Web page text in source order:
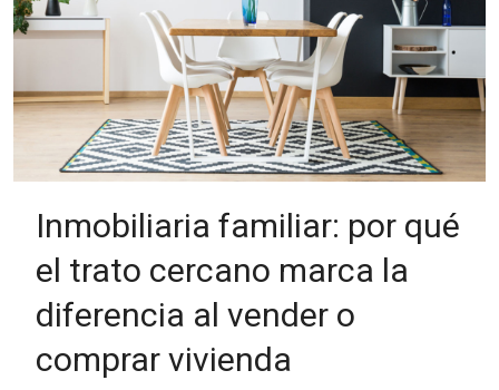
Inmobiliaria familiar: por qué
el trato cercano marca la
diferencia al vender o
comprar vivienda